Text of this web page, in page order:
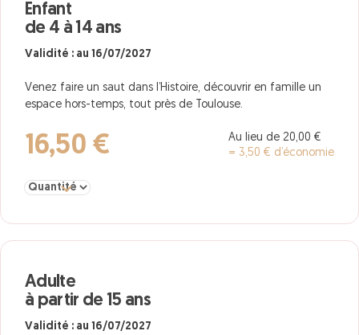
Enfant
de 4 à 14 ans
Validité : au 16/07/2027
Venez faire un saut dans l’Histoire, découvrir en famille un
espace hors-temps, tout près de Toulouse.
16,50 €
Au lieu de 20,00 €
= 3,50 € d’économie
Sélectionner la quantité pour Enfant de 4 à 14 ans
Adulte
à partir de 15 ans
Validité : au 16/07/2027